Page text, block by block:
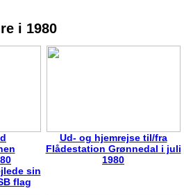
i 1980
sin
flag
Ud- og hjemrejse til/fra
Flådestation Grønnedal i juli
1980